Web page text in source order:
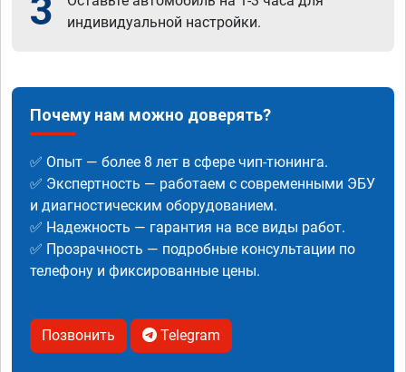
3
индивидуальной настройки.
Почему нам можно доверять?
✅ Опыт — более 8 лет в сфере чип-тюнинга.
✅ Экспертность — работаем с современными ЭБУ
и диагностическим оборудованием.
✅ Надежность — гарантия на все виды работ.
✅ Прозрачность — подробные консультации по
телефону и фиксированные цены.
Позвонить Telegram